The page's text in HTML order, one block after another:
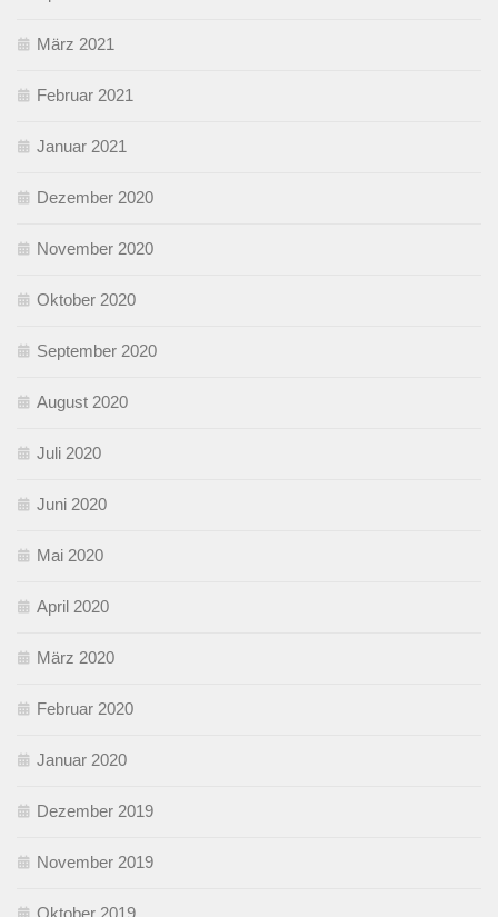
März 2021
Februar 2021
Januar 2021
Dezember 2020
November 2020
Oktober 2020
September 2020
August 2020
Juli 2020
Juni 2020
Mai 2020
April 2020
März 2020
Februar 2020
Januar 2020
Dezember 2019
November 2019